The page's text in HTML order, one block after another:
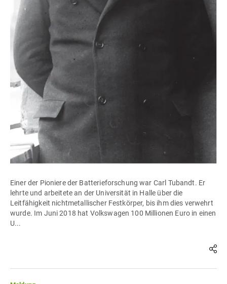
Einer der Pioniere der Batterieforschung war Carl Tubandt. Er
lehrte und arbeitete an der Universität in Halle über die
Leitfähigkeit nichtmetallischer Festkörper, bis ihm dies verwehrt
wurde. Im Juni 2018 hat Volkswagen 100 Millionen Euro in einen
U...